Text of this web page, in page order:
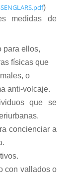
)
medidas de
para ellos,
físicas que
o
anti-volcaje.
que se
concienciar a
con vallados o